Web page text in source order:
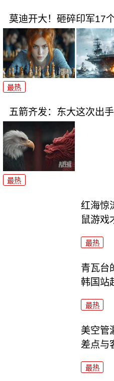
莫迪开大！砸碎印军17
最热
五箭齐发：东大这次出
最热
红海惊
鼠游戏
最热
青瓦台
韩国站
最热
美空管
差点与
最热